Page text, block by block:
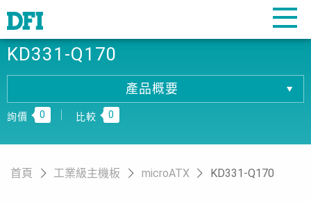
KD331-Q170
產品概要
產品概要
相關下載
訂購資訊
詢價 0 比較 0
首頁 工業級主機板 microATX KD331-Q170